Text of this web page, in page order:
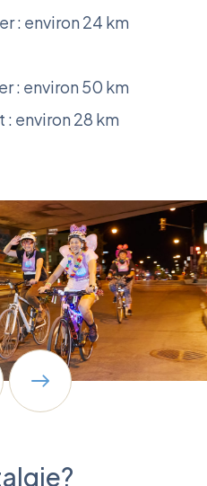
: environ 24 km
: environ 50 km
: environ 28 km